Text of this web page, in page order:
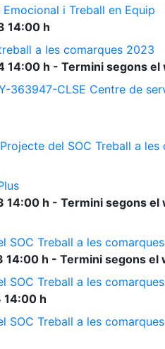
i Treball en Equip
14:00 h
a les comarques 2023
h - Termini segons el
363947-CLSE Centre de
del SOC Treball a les
14:00 h - Termini segons el
SOC Treball a les
h - Termini segons el
SOC Treball a les
14:00 h
SOC Treball a les